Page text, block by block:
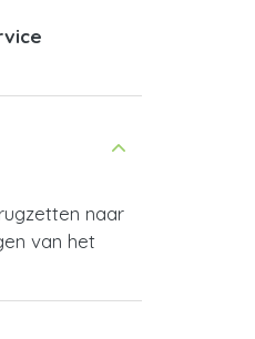
naar
van het